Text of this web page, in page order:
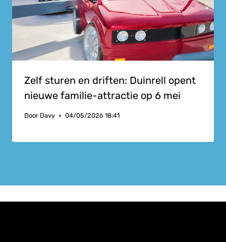
Zelf sturen en driften: Duinrell opent
nieuwe familie-attractie op 6 mei
Door Davy 04/05/2026 18:41